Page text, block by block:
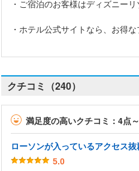
・ご宿泊のお客様はディズニー
・ホテル公式サイトなら、お得
クチコミ（240）
満足度の高いクチコミ：4点～
ローソンが入っているアクセス抜
5.0